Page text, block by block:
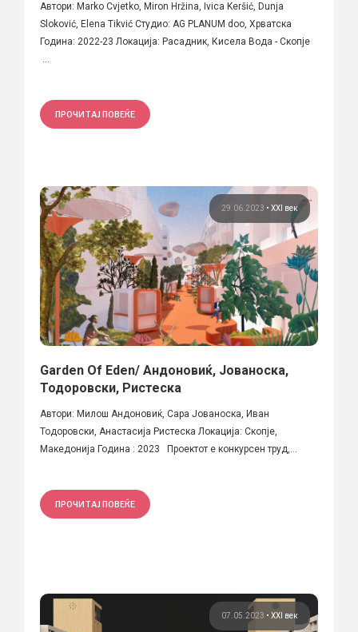
Автори: Marko Cvjetko, Miron Hržina, Ivica Keršić, Dunja
Sloković, Elena Tikvić Студио: AG PLANUM doo, Хрватска
Година: 2022-23 Локација: Расадник, Кисела Вода - Скопје
...
ПРОЧИТАЈ ПОВЕЌЕ
29.06.2023 • XXI век
Garden Of Eden/ Андоновиќ, Јованоска,
Тодоровски, Ристеска
Автори: Милош Андоновиќ, Сара Јованоска, Иван
Тодоровски, Анастасија Ристеска Локација: Скопје,
Македонија Година : 2023 Проектот е конкурсен труд,...
ПРОЧИТАЈ ПОВЕЌЕ
07.05.2023 • XXI век